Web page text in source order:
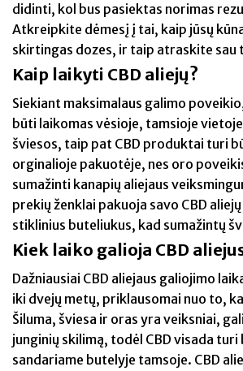
didinti, kol bus pasiektas norimas
Atkreipkite dėmesį į tai, kaip jūsų
skirtingas dozes, ir taip atraskite sau
Kaip laikyti CBD aliejų?
Siekiant maksimalaus galimo
būti laikomas vėsioje, tamsioje
šviesos, taip pat CBD produktai turi
orginalioje pakuotėje, nes oro
sumažinti kanapių aliejaus
prekių ženklai pakuoja savo CBD
stiklinius buteliukus, kad sumažintų
Kiek laiko galioja CBD
Dažniausiai CBD aliejaus galiojimo
iki dvejų metų, priklausomai nuo to,
Šiluma, šviesa ir oras yra veiksniai,
junginių skilimą, todėl CBD visada
sandariame butelyje tamsoje. CBD